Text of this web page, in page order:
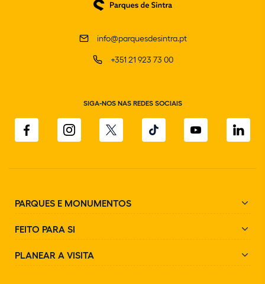
info@parquesdesintra.pt
+351 21 923 73 00
SIGA-NOS NAS REDES SOCIAIS
PARQUES E MONUMENTOS
FEITO PARA SI
PLANEAR A VISITA